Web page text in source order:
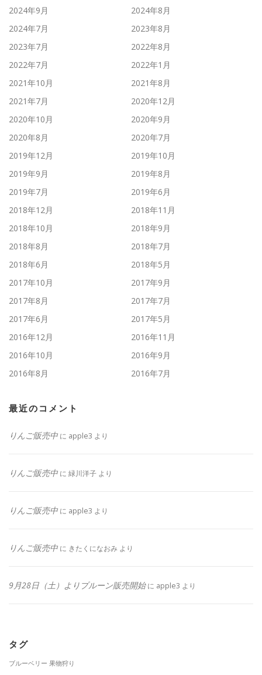
2024年9月
2024年8月
2024年7月
2023年8月
2023年7月
2022年8月
2022年7月
2022年1月
2021年10月
2021年8月
2021年7月
2020年12月
2020年10月
2020年9月
2020年8月
2020年7月
2019年12月
2019年10月
2019年9月
2019年8月
2019年7月
2019年6月
2018年12月
2018年11月
2018年10月
2018年9月
2018年8月
2018年7月
2018年6月
2018年5月
2017年10月
2017年9月
2017年8月
2017年7月
2017年6月
2017年5月
2016年12月
2016年11月
2016年10月
2016年9月
2016年8月
2016年7月
最近のコメント
りんご販売中 に apple3 より
りんご販売中 に 緑川洋子 より
りんご販売中 に apple3 より
りんご販売中 に きたくになおみ より
9月28日（土）よりプルーン販売開始に apple3 より
タグ
ブルーベリー 果物狩り